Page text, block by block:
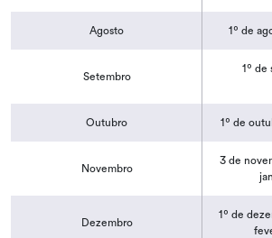
Agosto 1º de
Setembro
1º de
Outubro 1º de
Novembro
3 de
Dezembro
1º de